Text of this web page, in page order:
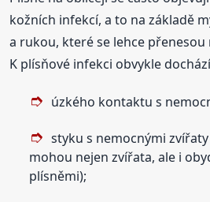
kožních infekcí, a to na základě
a rukou, které se lehce přenesou
K plísňové infekci obvykle
úzkého kontaktu s
styku s nemocnými
mohou nejen zvířata, ale i
plísněmi);